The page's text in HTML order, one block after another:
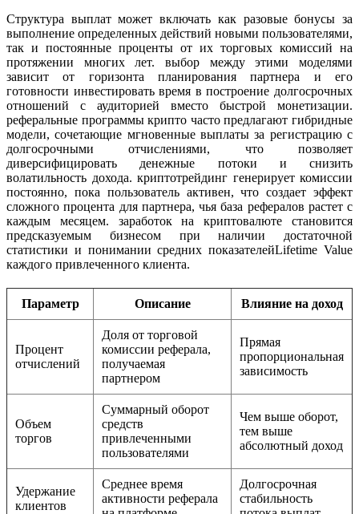
Структура выплат может включать как разовые бонусы за
выполнение определенных действий новыми пользователями,
так и постоянные проценты от их торговых комиссий на
протяжении многих лет. выбор между этими моделями
зависит от горизонта планирования партнера и его
готовности инвестировать время в построение долгосрочных
отношений с аудиторией вместо быстрой монетизации.
реферальные программы крипто часто предлагают гибридные
модели, сочетающие мгновенные выплаты за регистрацию с
долгосрочными отчислениями, что позволяет
диверсифицировать денежные потоки и снизить
волатильность дохода. криптотрейдинг генерирует комиссии
постоянно, пока пользователь активен, что создает эффект
сложного процента для партнера, чья база рефералов растет с
каждым месяцем. заработок на криптовалюте становится
предсказуемым бизнесом при наличии достаточной
статистики и понимании средних показателейLifetime Value
каждого привлеченного клиента.
Параметр Описание Влияние на доход
Процент
отчислений
Доля от торговой
комиссии реферала,
получаемая
партнером
Прямая
пропорциональная
зависимость
Объем
торгов
Суммарный оборот
средств
привлеченными
пользователями
Чем выше оборот,
тем выше
абсолютный доход
Удержание
клиентов
Среднее время
активности реферала
Долгосрочная
стабильность